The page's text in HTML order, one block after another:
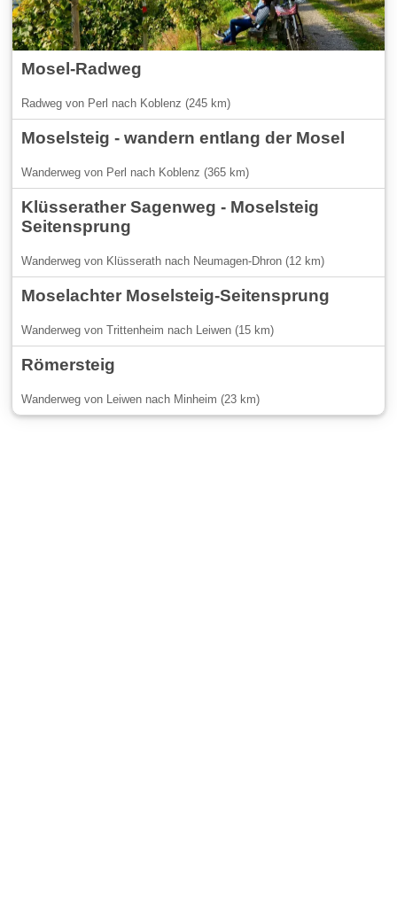
Mosel-Radweg
Radweg von Perl nach Koblenz (245 km)
Moselsteig - wandern entlang der Mosel
Wanderweg von Perl nach Koblenz (365 km)
Klüsserather Sagenweg - Moselsteig
Seitensprung
Wanderweg von Klüsserath nach Neumagen-Dhron (12 km)
Moselachter Moselsteig-Seitensprung
Wanderweg von Trittenheim nach Leiwen (15 km)
Römersteig
Wanderweg von Leiwen nach Minheim (23 km)